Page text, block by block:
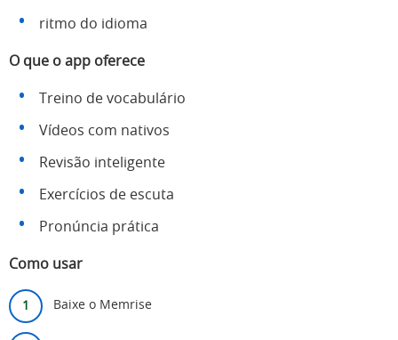
ritmo do idioma
O que o app oferece
Treino de vocabulário
Vídeos com nativos
Revisão inteligente
Exercícios de escuta
Pronúncia prática
Como usar
Baixe o Memrise